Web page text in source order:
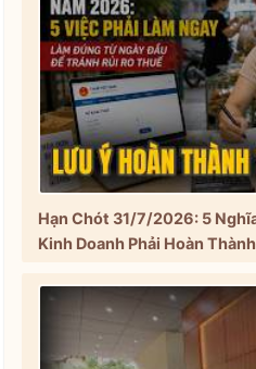
Hạn Chót 31/7/2026: 5
Kinh Doanh Phải Hoàn